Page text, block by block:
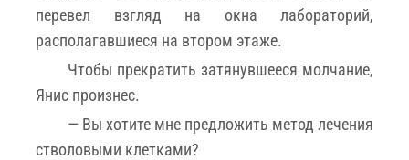
перевел взгляд на окна лабораторий,
располагавшиеся на втором этаже.
Чтобы прекратить затянувшееся молчание,
Янис произнес.
— Вы хотите мне предложить метод лечения
стволовыми клетками?